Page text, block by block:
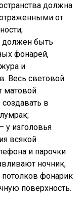
должна
от
должен быть
фонарей,
и
Весь световой
матовой
создавать в
у изголовья
всякой
и парочки
ночник,
потолков фонарик
поверхность.